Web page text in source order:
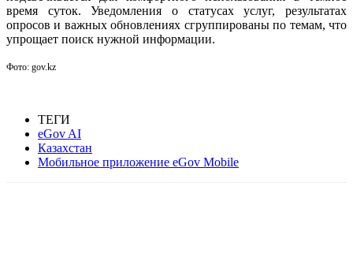
время суток. Уведомления о статусах услуг, результатах
опросов и важных обновлениях сгруппированы по темам, что
упрощает поиск нужной информации.
Фото: gov.kz
ТЕГИ
eGov AI
Казахстан
Мобильное приложение eGov Mobile